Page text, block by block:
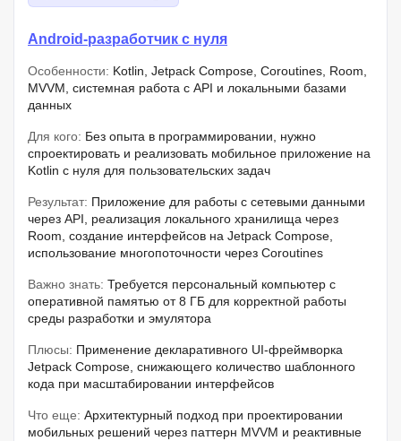
Android-разработчик с нуля
Особенности: Kotlin, Jetpack Compose, Coroutines, Room,
MVVM, системная работа с API и локальными базами
данных
Для кого: Без опыта в программировании, нужно
спроектировать и реализовать мобильное приложение на
Kotlin с нуля для пользовательских задач
Результат: Приложение для работы с сетевыми данными
через API, реализация локального хранилища через
Room, создание интерфейсов на Jetpack Compose,
использование многопоточности через Coroutines
Важно знать: Требуется персональный компьютер с
оперативной памятью от 8 ГБ для корректной работы
среды разработки и эмулятора
Плюсы: Применение декларативного UI-фреймворка
Jetpack Compose, снижающего количество шаблонного
кода при масштабировании интерфейсов
Что еще: Архитектурный подход при проектировании
мобильных решений через паттерн MVVM и реактивные